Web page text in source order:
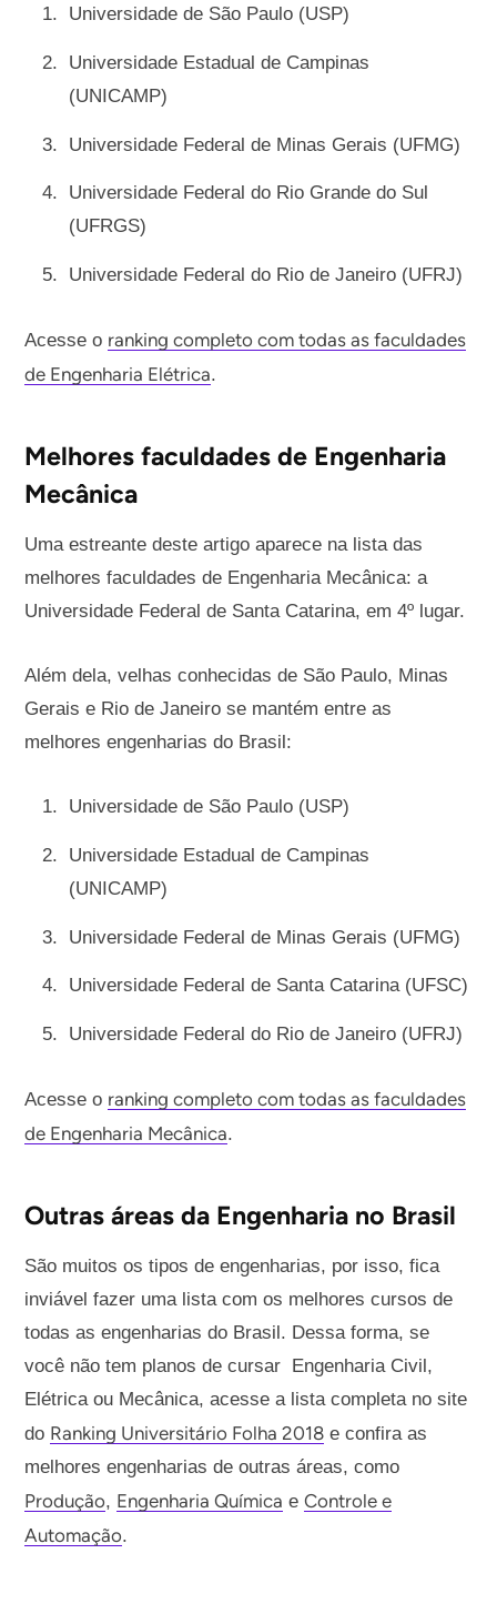
Universidade de São Paulo (USP)
Universidade Estadual de Campinas
(UNICAMP)
Universidade Federal de Minas Gerais (UFMG)
Universidade Federal do Rio Grande do Sul
(UFRGS)
Universidade Federal do Rio de Janeiro (UFRJ)
Acesse o ranking completo com todas as faculdades
de Engenharia Elétrica.
Melhores faculdades de Engenharia
Mecânica
Uma estreante deste artigo aparece na lista das
melhores faculdades de Engenharia Mecânica: a
Universidade Federal de Santa Catarina, em 4º lugar.
Além dela, velhas conhecidas de São Paulo, Minas
Gerais e Rio de Janeiro se mantém entre as
melhores engenharias do Brasil:
Universidade de São Paulo (USP)
Universidade Estadual de Campinas
(UNICAMP)
Universidade Federal de Minas Gerais (UFMG)
Universidade Federal de Santa Catarina (UFSC)
Universidade Federal do Rio de Janeiro (UFRJ)
Acesse o ranking completo com todas as faculdades
de Engenharia Mecânica.
Outras áreas da Engenharia no Brasil
São muitos os tipos de engenharias, por isso, fica
inviável fazer uma lista com os melhores cursos de
todas as engenharias do Brasil. Dessa forma, se
você não tem planos de cursar Engenharia Civil,
Elétrica ou Mecânica, acesse a lista completa no site
do Ranking Universitário Folha 2018 e confira as
melhores engenharias de outras áreas, como
Produção, Engenharia Química e Controle e
Automação.